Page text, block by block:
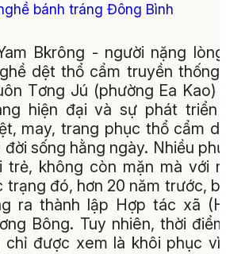
bánh tráng Đông Bình
Bkrông - người nặng
dệt thổ cẩm truyền thống
Tơng Jú (phường Ea Kao)
hiện đại và sự phát triển
may, trang phục thổ cẩm
sống hằng ngày. Nhiều
trẻ, không còn mặn mà với
trạng đó, hơn 20 năm trước,
ra thành lập Hợp tác xã
Bông. Tuy nhiên, thời
chỉ được xem là khôi phục vì